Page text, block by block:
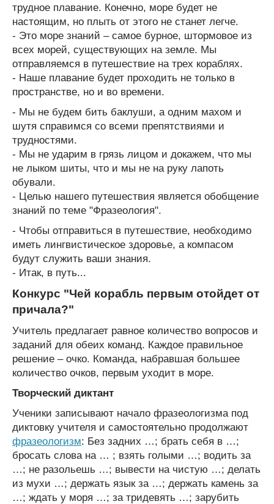
трудное плавание. Конечно, море будет не
настоящим, но плыть от этого не станет легче.
- Это море знаний – самое бурное, штормовое из
всех морей, существующих на земле. Мы
отправляемся в путешествие на трех кораблях.
- Наше плавание будет проходить не только в
пространстве, но и во времени.
- Мы не будем бить баклуши, а одним махом и
шутя справимся со всеми препятствиями и
трудностями.
- Мы не ударим в грязь лицом и докажем, что мы
не лыком шиты, что и мы не на руку лапоть
обували.
- Целью нашего путешествия является обобщение
знаний по теме "Фразеология".
- Чтобы отправиться в путешествие, необходимо
иметь лингвистическое здоровье, а компасом
будут служить ваши знания.
- Итак, в путь...
Конкурс "Чей корабль первым отойдет от
причала?"
Учитель предлагает равное количество вопросов и
заданий для обеих команд. Каждое правильное
решение – очко. Команда, набравшая большее
количество очков, первым уходит в море.
Творческий диктант
Ученики записывают начало фразеологизма под
диктовку учителя и самостоятельно продолжают
фразеологизм: Без задних …; брать себя в …;
бросать слова на … ; взять голыми …; водить за
…; не разольешь …; вывести на чистую …; делать
из мухи …; держать язык за …; держать камень за
…; ждать у моря …; за тридевять …; зарубить